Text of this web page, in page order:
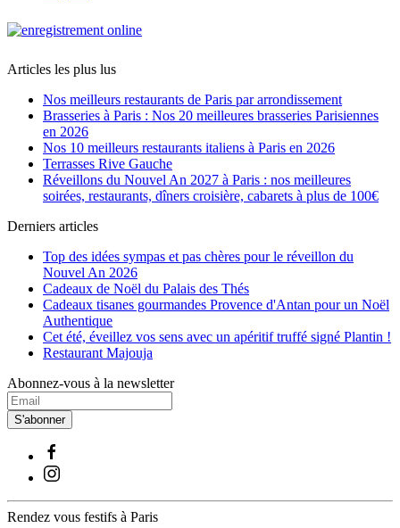
Articles les plus lus
Nos meilleurs restaurants de Paris par arrondissement
Brasseries à Paris : Nos 20 meilleures brasseries Parisiennes
en 2026
Nos 10 meilleurs restaurants italiens à Paris en 2026
Terrasses Rive Gauche
Réveillons du Nouvel An 2027 à Paris : nos meilleures
soirées, restaurants, dîners croisière, cabarets à plus de 100€
Derniers articles
Top des idées sympas et pas chères pour le réveillon du
Nouvel An 2026
Cadeaux de Noël du Palais des Thés
Cadeaux tisanes gourmandes Provence d'Antan pour un Noël
Authentique
Cet été, éveillez vos sens avec un apéritif truffé signé Plantin !
Restaurant Majouja
Abonnez-vous à la newsletter
S'abonner
Rendez vous festifs à Paris